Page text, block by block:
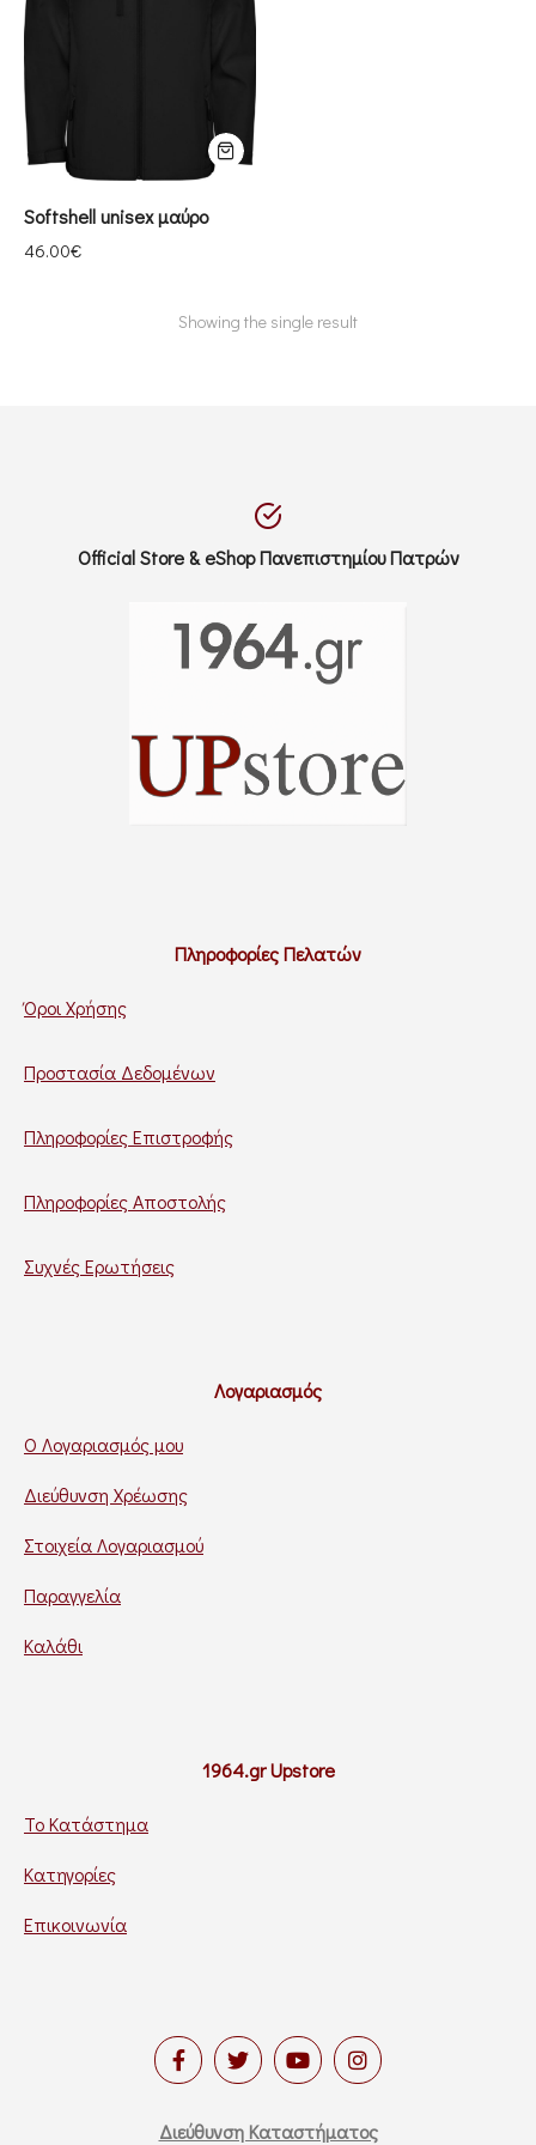
Softshell unisex μαύρο
46.00€
Showing the single result
Official Store & eShop Πανεπιστημίου Πατρών
Πληροφορίες Πελατών
Όροι Χρήσης
Προστασία Δεδομένων
Πληροφορίες Επιστροφής
Πληροφορίες Αποστολής
Συχνές Ερωτήσεις
Λογαριασμός
Ο Λογαριασμός μου
Διεύθυνση Χρέωσης
Στοιχεία Λογαριασμού
Παραγγελία
Καλάθι
1964.gr Upstore
Το Κατάστημα
Κατηγορίες
Επικοινωνία
Διεύθυνση Καταστήματος